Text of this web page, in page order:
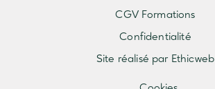
CGV Formations
Confidentialité
Site réalisé par Ethicweb